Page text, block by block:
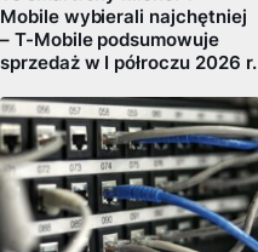
Mobile wybierali najchętniej
– T-Mobile podsumowuje
sprzedaż w I półroczu 2026 r.